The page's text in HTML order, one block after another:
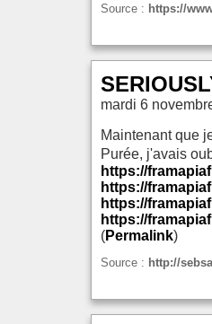
Source : https://
mardi 6
Maintenant que
Purée, j'avais
https://
https://
https://
https://
(Permalink)
Source : http://